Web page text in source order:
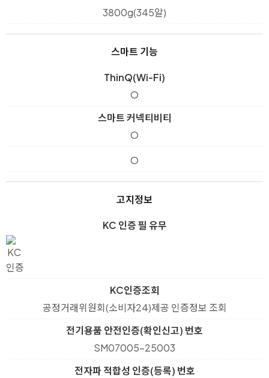
3800g(345알)
스마트 기능
ThinQ(Wi-Fi)
O
스마트 커넥티비티
O
O
고지정보
KC 인증 필 유무
KC인증조회
공정거래위원회(소비자24)제공 인증정보 조회
전기용품 안전인증(확인신고) 번호
SM07005-25003
전자파 적합성 인증(등록) 번호